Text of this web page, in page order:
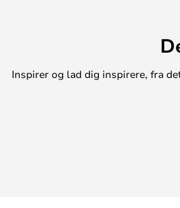
Inspirer og lad dig inspirere, fra